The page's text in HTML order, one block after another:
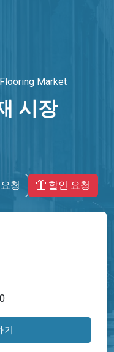
Market
시장
청 할인 요청
기